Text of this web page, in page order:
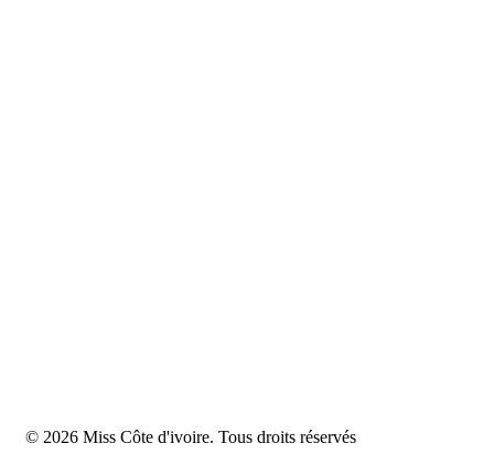
© 2026 Miss Côte d'ivoire. Tous droits réservés